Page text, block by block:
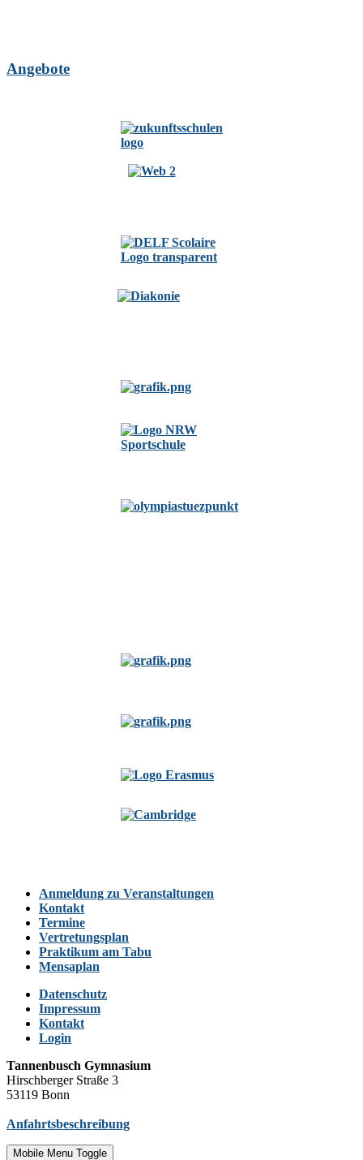
Angebote
Anmeldung zu Veranstaltungen
Kontakt
Termine
Vertretungsplan
Praktikum am Tabu
Mensaplan
Datenschutz
Impressum
Kontakt
Login
Tannenbusch Gymnasium
Hirschberger Straße 3
53119 Bonn
Anfahrtsbeschreibung
Mobile Menu Toggle